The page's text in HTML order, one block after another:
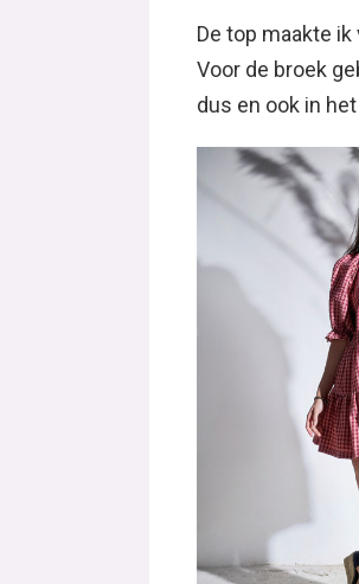
De top maakte ik
Voor de broek
dus en ook in